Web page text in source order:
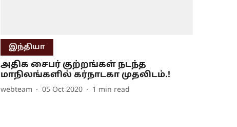
இந்தியா
அதிக சைபர் குற்றங்கள் நடந்த
மாநிலங்களில் கர்நாடகா முதலிடம்.!
webteam 05 Oct 2020 1 min read